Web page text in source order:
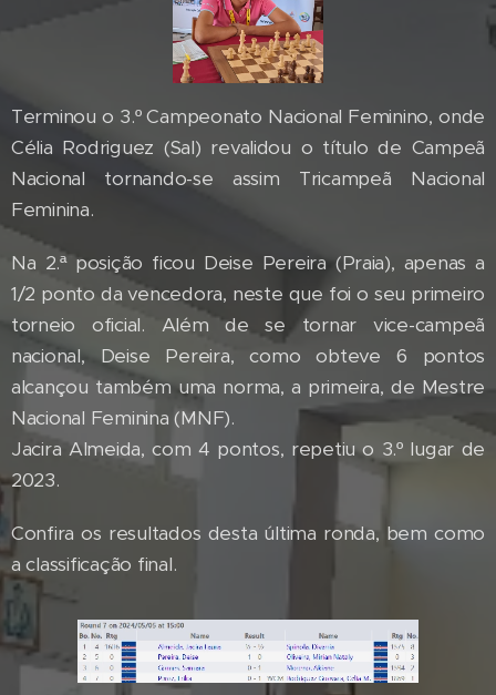
Terminou o 3.º Campeonato Nacional Feminino, onde
Célia Rodriguez (Sal) revalidou o título de Campeã
Nacional tornando-se assim Tricampeã Nacional
Feminina.
Na 2.ª posição ficou Deise Pereira (Praia), apenas a
1/2 ponto da vencedora, neste que foi o seu primeiro
torneio oficial. Além de se tornar vice-campeã
nacional, Deise Pereira, como obteve 6 pontos
alcançou também uma norma, a primeira, de Mestre
Nacional Feminina (MNF).
Jacira Almeida, com 4 pontos, repetiu o 3.º lugar de
2023.
Confira os resultados desta última ronda, bem como
a classificação final.